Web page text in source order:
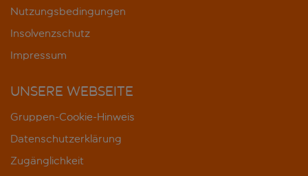
Nutzungsbedingungen
Insolvenzschutz
Impressum
UNSERE WEBSEITE
Gruppen-Cookie-Hinweis
Datenschutzerklärung
Zugänglichkeit